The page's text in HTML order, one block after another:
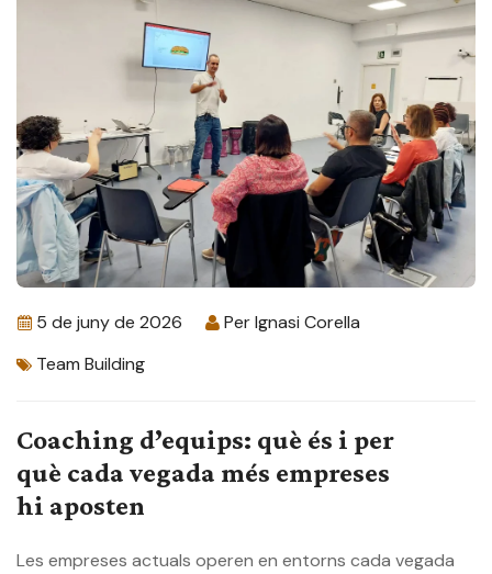
5 de juny de 2026 PerIgnasi Corella
Team Building
Coaching d’equips: què és i per
què cada vegada més empreses
hi aposten
Les empreses actuals operen en entorns cada vegada